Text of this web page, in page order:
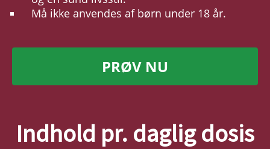
Må ikke anvendes af børn under 18 år.
PRØV NU
Indhold pr. daglig dosis